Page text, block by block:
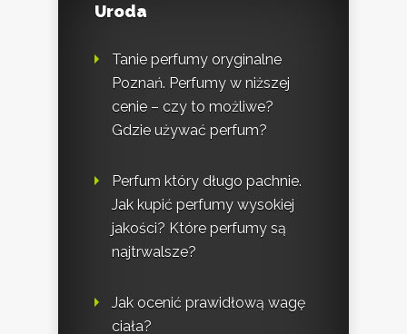
Uroda
Tanie perfumy oryginalne
Poznań. Perfumy w niższej
cenie – czy to możliwe?
Gdzie używać perfum?
Perfum który długo pachnie.
Jak kupić perfumy wysokiej
jakości? Które perfumy są
najtrwalsze?
Jak ocenić prawidłową wagę
ciała?